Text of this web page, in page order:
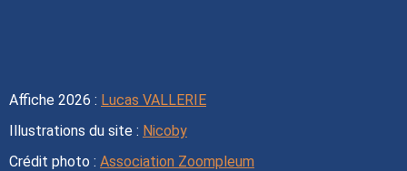
Affiche 2026 : Lucas VALLERIE
Illustrations du site : Nicoby
Crédit photo : Association Zoompleum